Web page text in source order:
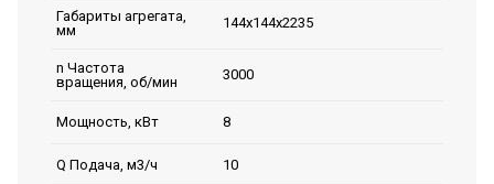
Габариты агрегата,
мм
144х144х2235
n Частота
вращения, об/мин
3000
Мощность, кВт 8
Q Подача, м3/ч 10